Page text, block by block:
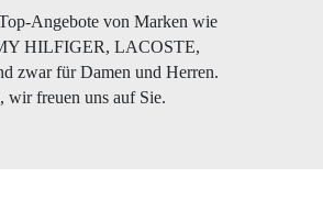
Angebote von Marken wie
HILFIGER, LACOSTE,
zwar für Damen und Herren.
wir freuen uns auf Sie.